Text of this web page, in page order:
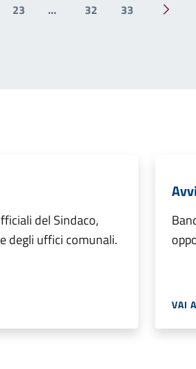
23 ... 32 33
del Sindaco,
degli uffici comunali.
VAI